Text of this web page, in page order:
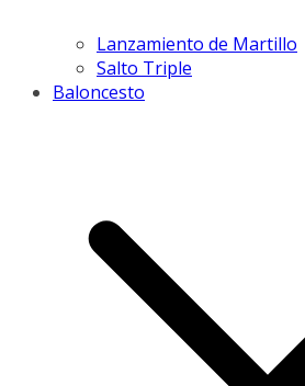
Lanzamiento de Martillo
Salto Triple
Baloncesto